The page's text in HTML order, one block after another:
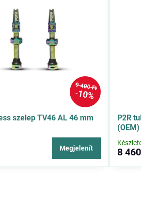
9 400 Ft
10%
szelep TV46 AL 46 mm
Megjelenít
P2R
(OEM)
8